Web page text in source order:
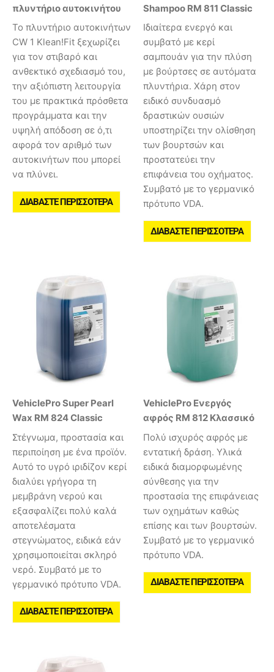
πλυντήριο αυτοκινήτου
Το πλυντήριο αυτοκινήτων
CW 1 Klean!Fit ξεχωρίζει
για τον στιβαρό και
ανθεκτικό σχεδιασμό του,
την αξιόπιστη λειτουργία
του με πρακτικά πρόσθετα
προγράμματα και την
υψηλή απόδοση σε ό,τι
αφορά τον αριθμό των
αυτοκινήτων που μπορεί
να πλύνει.
ΔΙΑΒΆΣΤΕ ΠΕΡΙΣΣΌΤΕΡΑ
Shampoo RM 811 Classic
Ιδιαίτερα ενεργό και
συμβατό με κερί
σαμπουάν για την πλύση
με βούρτσες σε αυτόματα
πλυντήρια. Χάρη στον
ειδικό συνδυασμό
δραστικών ουσιών
υποστηρίζει την ολίσθηση
των βουρτσών και
προστατεύει την
επιφάνεια του οχήματος.
Συμβατό με το γερμανικό
πρότυπο VDA.
ΔΙΑΒΆΣΤΕ ΠΕΡΙΣΣΌΤΕΡΑ
VehiclePro Super Pearl
Wax RM 824 Classic
Στέγνωμα, προστασία και
περιποίηση με ένα προϊόν.
Αυτό το υγρό ιριδίζον κερί
διαλύει γρήγορα τη
μεμβράνη νερού και
εξασφαλίζει πολύ καλά
αποτελέσματα
στεγνώματος, ειδικά εάν
χρησιμοποιείται σκληρό
νερό. Συμβατό με το
γερμανικό πρότυπο VDA.
ΔΙΑΒΆΣΤΕ ΠΕΡΙΣΣΌΤΕΡΑ
VehiclePro Ενεργός
αφρός RM 812 Κλασσικό
Πολύ ισχυρός αφρός με
εντατική δράση. Υλικά
ειδικά διαμορφωμένης
σύνθεσης για την
προστασία της επιφάνειας
των οχημάτων καθώς
επίσης και των βουρτσών.
Συμβατό με το γερμανικό
πρότυπο VDA.
ΔΙΑΒΆΣΤΕ ΠΕΡΙΣΣΌΤΕΡΑ